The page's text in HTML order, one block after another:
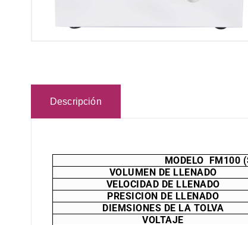
Descripción
MODELO FM100
VOLUMEN DE LLENADO
VELOCIDAD DE LLENADO
PRESICION DE LLENADO
DIEMSIONES DE LA TOLVA
VOLTAJE